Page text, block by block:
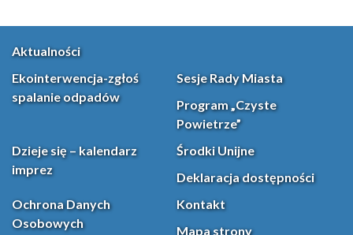
Aktualności
Ekointerwencja-zgłoś
spalanie odpadów
Sesje Rady Miasta
Program „Czyste
Powietrze”
Dzieje się – kalendarz
imprez
Środki Unijne
Deklaracja dostępności
Ochrona Danych
Osobowych
Kontakt
Mapa strony